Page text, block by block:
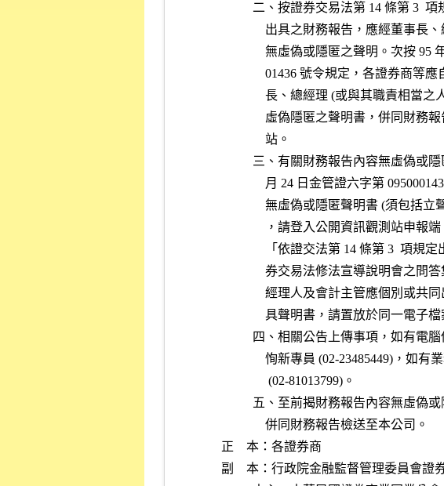
二、按證券交易法第 14 條
出具之財務報告，應
無虛偽或隱匿之聲明。次
01436 號令規定，各證
長、總經理 (或與其職
虛偽隱匿之聲明書，併
              站。
三、有關財務報告內容無虛
月 24 日金管證六字第
無虛偽或隱匿聲明書 (
，請登入公開資訊觀測站申
「依證交法第 14 條第
券交易法修法宣導說明
經理人及會計主管應個
具聲明書，請置放於同
四、相關公告上傳事項，如
恂新專員 (02-
               (02-81013799)。
五、至前揭財務報告內容無
              併同財務報告檢送至本公司。
正    本：各證券商
副    本：行政院金融監督管理委員會證